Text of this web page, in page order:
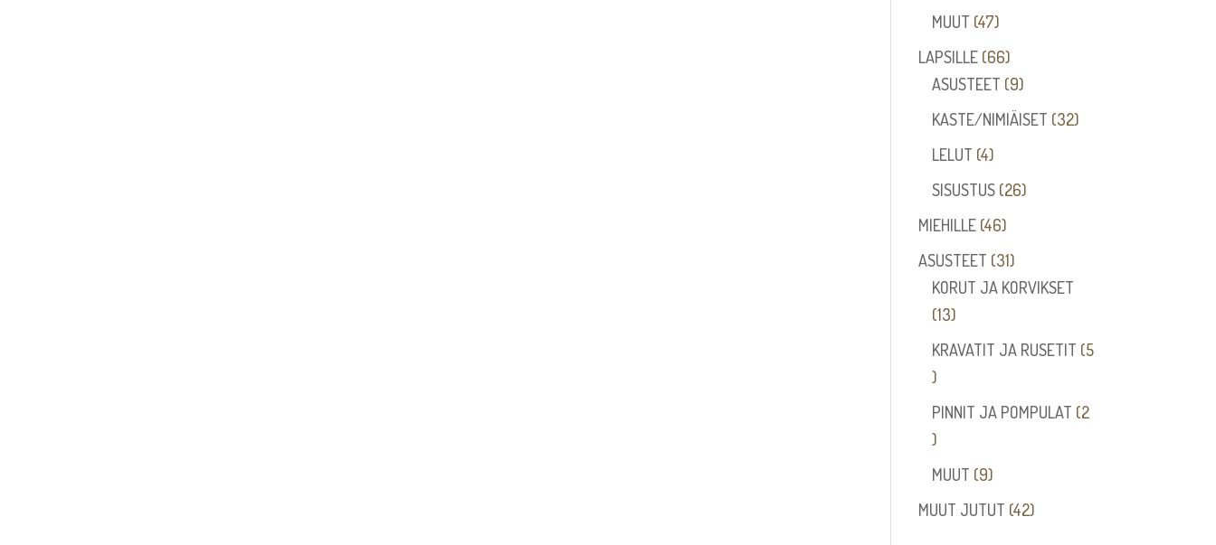
MUUT 4747
tuotetta
LAPSILLE 6666
tuotetta
ASUSTEET 99
tuotetta
KASTE/NIMIÄISET 3232
LELUT 44
tuotetta
SISUSTUS 2626
MIEHILLE 4646
tuotetta
ASUSTEET 3131
tuotetta
KORUT JA KORVIKSET
1313
tuotetta
KRAVATIT JA RUSETIT 5
5
tuotetta
PINNIT JA POMPULAT 2
2
tuotetta
MUUT 99
tuotetta
MUUT JUTUT 4242